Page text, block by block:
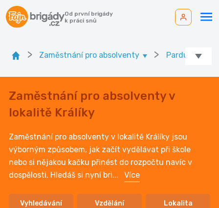
Od první brigády
k práci snů
> Zaměstnání pro absolventy > Pardubický kr.
Zaměstnání pro absolventy v
lokalitě Králíky
Zaměstnání pro absolventy v lokalitě Králíky jsou
výborným způsobem, jak začít vydělávat při škole
nebo si nějakou kačku přinést do rozpočtu navíc v
dospělosti. Hledáš si nyní bri... Více
Vyhledávání Vzdělání Lokalita